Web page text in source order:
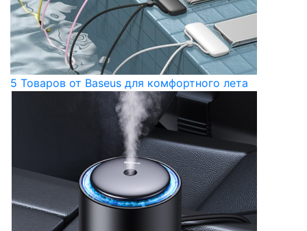
5 Товаров от Baseus для комфортного лета